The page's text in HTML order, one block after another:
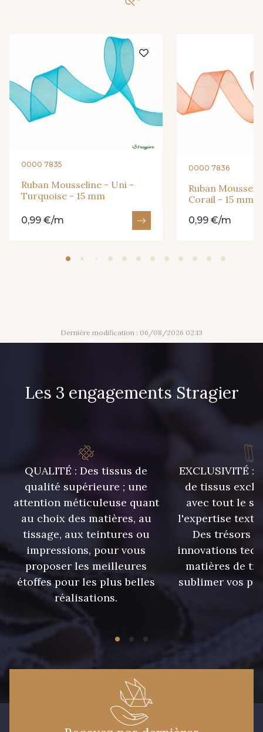
299 - Foret 296 - Bleu Opale
279 - Navy 273 - Menthe
262 - Ciel 324 - Rouge
364 - Soleil 359 - Olive
228 - Golf 224 - Bleu Roi
218 - Mandarine 248 - Bleu Aviateur
422 - Bleu
373 - Gris Perle
0000 7835
Ruban Mousseline - Uni -
Turquoise - 15 mm
0,99 €/m
0000 7836
Ruban
Corail - 15 mm
0,99 €/m
Dernière modification : 06/08/2026 02:13
Les 3 engagements Stragier
QUALITÉ : Des tissus de
qualité supérieure ; une
attention méticuleuse quant
au choix des matières, au
tissage, aux teintures ou
impressions, pour vous
proposer les meilleures
étoffes pour les plus belles
réalisations.
EXCLUSIVITÉ :
de tissus
avec tout le
l'expertise
Des trésors
innovations
matières de
sublimer vos